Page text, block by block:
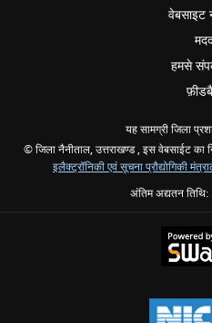
वेबसाइट
हमसे
यह सामग्री जिला
© जिला नैनीताल, उत्तराखण्ड , इस वेबसाईट का
इलैक्ट्रॉनिकी एवं सूचना प्रौद्योगिकी
अंतिम अद्यतन तिथि: